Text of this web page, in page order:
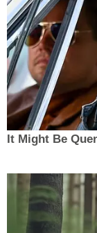
It Might Be